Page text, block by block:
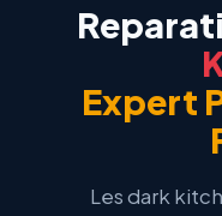
Expert
Les dark